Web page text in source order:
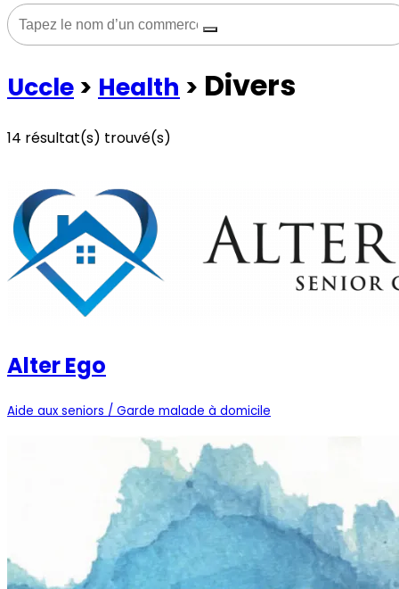
Uccle > Health > Divers
14 résultat(s) trouvé(s)
Alter Ego
Aide aux seniors / Garde malade à domicile